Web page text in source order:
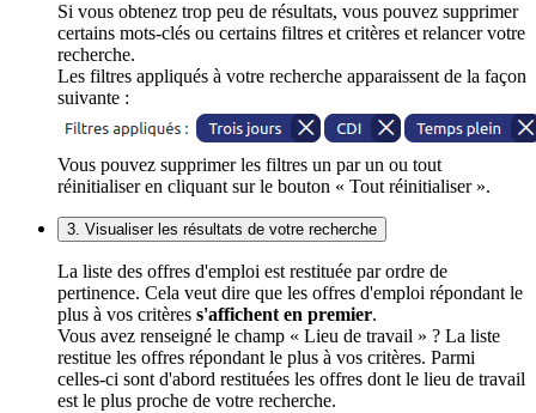
Si vous obtenez trop peu de résultats, vous pouvez supprimer
certains mots-clés ou certains filtres et critères et relancer votre
recherche.
Les filtres appliqués à votre recherche apparaissent de la façon
suivante :
Vous pouvez supprimer les filtres un par un ou tout
réinitialiser en cliquant sur le bouton « Tout réinitialiser ».
3. Visualiser les résultats de votre recherche
La liste des offres d'emploi est restituée par ordre de
pertinence. Cela veut dire que les offres d'emploi répondant le
plus à vos critères s'affichent en premier.
Vous avez renseigné le champ « Lieu de travail » ? La liste
restitue les offres répondant le plus à vos critères. Parmi
celles-ci sont d'abord restituées les offres dont le lieu de travail
est le plus proche de votre recherche.